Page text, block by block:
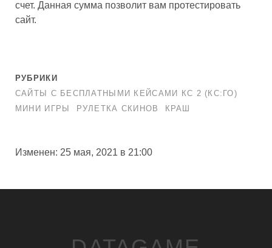
счет. Данная сумма позволит вам протестировать
сайт.
РУБРИКИ
САЙТЫ С БЕСПЛАТНЫМИ КЕЙСАМИ КС 2 (КС:ГО)
МИНИ ИГРЫ
РУЛЕТКА СКИНОВ КРАШ
Изменен: 25 мая, 2021 в 21:00